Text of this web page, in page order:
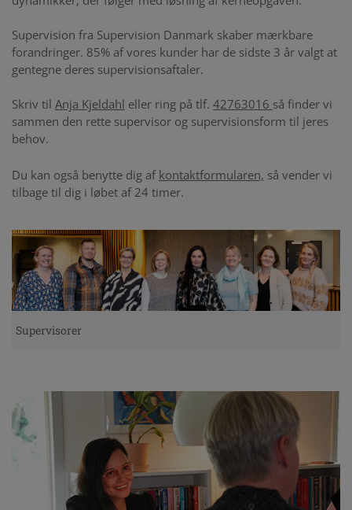
Supervision fra Supervision Danmark skaber mærkbare
forandringer. 85% af vores kunder har de sidste 3 år valgt at
gentegne deres supervisionsaftaler.
Skriv til Anja Kjeldahl eller ring på tlf. 42763016 så finder vi
sammen den rette supervisor og supervisionsform til jeres
behov.
Du kan også benytte dig af kontaktformularen, så vender vi
tilbage til dig i løbet af 24 timer.
Supervisorer